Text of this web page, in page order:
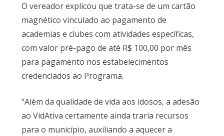
O vereador explicou que trata-se de um cartão
magnético vinculado ao pagamento de
academias e clubes com atividades específicas,
com valor pré-pago de até R$ 100,00 por mês
para pagamento nos estabelecimentos
credenciados ao Programa.
“Além da qualidade de vida aos idosos, a adesão
ao VidAtiva certamente ainda traria recursos
para o município, auxiliando a aquecer a